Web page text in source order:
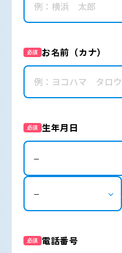
必須 お名前（カナ）
必須 生年月日
必須 電話番号